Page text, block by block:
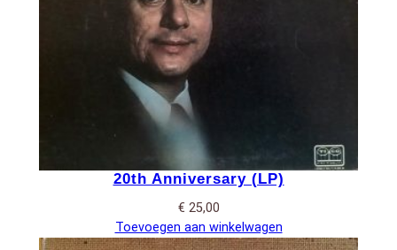
20th Anniversary (LP)
€ 25,00
Toevoegen aan winkelwagen